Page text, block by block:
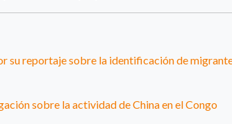
su reportaje sobre la identificación de
sobre la actividad de China en el Congo